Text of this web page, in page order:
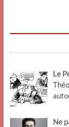
Le
Ne